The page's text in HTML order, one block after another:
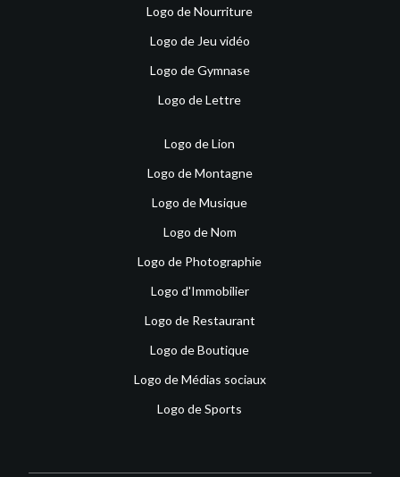
Logo de Nourriture
Logo de Jeu vidéo
Logo de Gymnase
Logo de Lettre
Logo de Lion
Logo de Montagne
Logo de Musique
Logo de Nom
Logo de Photographie
Logo d'Immobilier
Logo de Restaurant
Logo de Boutique
Logo de Médias sociaux
Logo de Sports